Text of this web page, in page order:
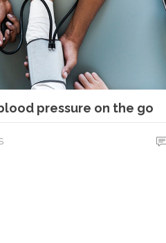
pressure on the go